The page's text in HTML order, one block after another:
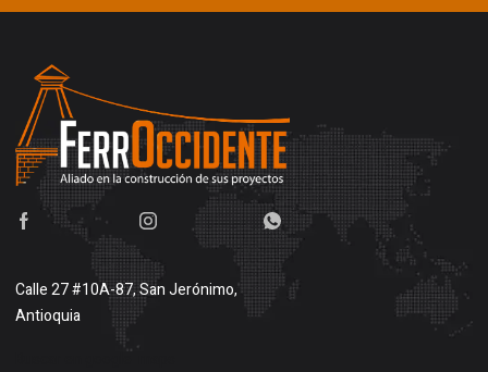
Calle 27 #10A-87, San Jerónimo,
Antioquia